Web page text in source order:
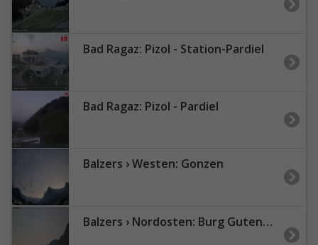
Bad Ragaz: Pizol - Station-Pardiel
Bad Ragaz: Pizol - Pardiel
Balzers › Westen: Gonzen
Balzers › Nordosten: Burg Gutenberg